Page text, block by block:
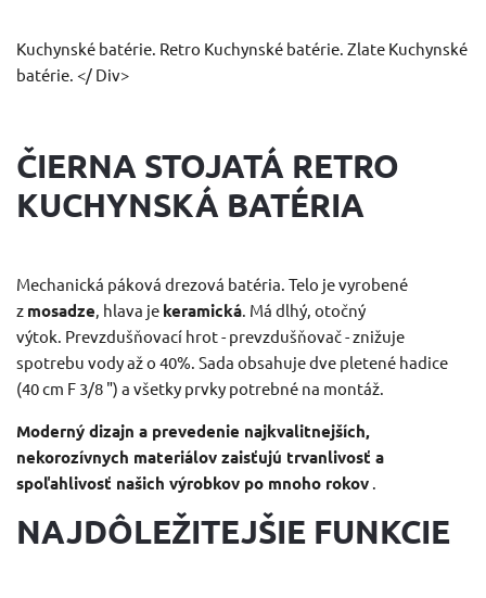
Kuchynské batérie. Retro Kuchynské batérie. Zlate Kuchynské
batérie. </ Div>
ČIERNA STOJATÁ RETRO
KUCHYNSKÁ BATÉRIA
Mechanická páková drezová batéria. Telo je vyrobené
z mosadze , hlava je keramická Má dlhý, otočný
výtok. Prevzdušňovací hrot - prevzdušňovač - znižuje
spotrebu vody až o 40%. Sada obsahuje dve pletené hadice
(40 cm F 3/8 ") a všetky prvky potrebné na montáž.
Moderný dizajn a prevedenie najkvalitnejších,
nekorozívnych materiálov zaisťujú trvanlivosť a
spoľahlivosť našich výrobkov po mnoho rokov
NAJDÔLEŽITEJŠIE FUNKCIE